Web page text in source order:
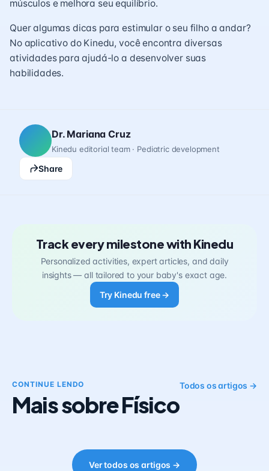
músculos e melhora seu equilíbrio.
Quer algumas dicas para estimular o seu filho a andar?
No aplicativo do Kinedu, você encontra diversas
atividades para ajudá-lo a desenvolver suas
habilidades.
Dr. Mariana Cruz
Kinedu editorial team · Pediatric development
Share
Track every milestone with Kinedu
Personalized activities, expert articles, and daily
insights — all tailored to your baby's exact age.
Try Kinedu free →
CONTINUE LENDO
Mais sobre Físico
Todos os artigos →
Ver todos os artigos →